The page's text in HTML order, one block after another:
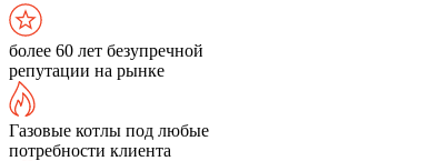
более 60 лет безупречной
репутации на рынке
Газовые котлы под любые
потребности клиента